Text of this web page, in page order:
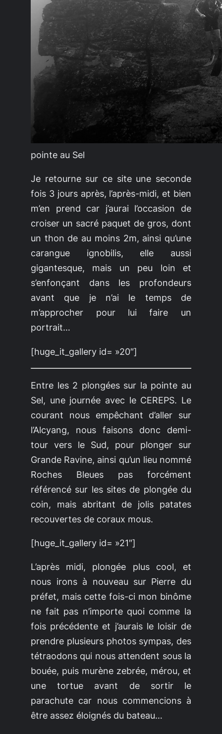
pointe au Sel
Je retourne sur ce site une seconde
fois 3 jours après, l’après-midi, et bien
m’en prend car j’aurai l’occasion de
croiser un sacré paquet de gros, dont
un thon de au moins 2m, ainsi qu’une
carangue ignobilis, elle aussi
gigantesque, mais un peu loin et
s’enfonçant dans les profondeurs
avant que je n’ai le temps de
m’approcher pour lui faire un
portrait…
[huge_it_gallery id= »20″]
Entre les 2 plongées sur la pointe au
Sel, une journée avec le CEREPS. Le
courant nous empêchant d’aller sur
l’Alcyang, nous faisons donc demi-
tour vers le Sud, pour plonger sur
Grande Ravine, ainsi qu’un lieu nommé
Roches Bleues pas forcément
référencé sur les sites de plongée du
coin, mais abritant de jolis patates
recouvertes de coraux mous.
[huge_it_gallery id= »21″]
L’après midi, plongée plus cool, et
nous irons à nouveau sur Pierre du
préfet, mais cette fois-ci mon binôme
ne fait pas n’importe quoi comme la
fois précédente et j’aurais le loisir de
prendre plusieurs photos sympas, des
tétraodons qui nous attendent sous la
bouée, puis murène zebrée, mérou, et
une tortue avant de sortir le
parachute car nous commencions à
être assez éloignés du bateau…